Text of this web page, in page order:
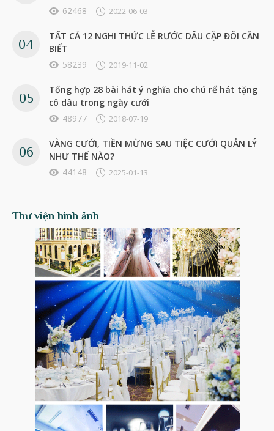
62468
2022-06-03
TẤT CẢ 12 NGHI THỨC LỄ RƯỚC DÂU CẶP ĐÔI CẦN
BIẾT
58239
2019-11-02
Tổng hợp 28 bài hát ý nghĩa cho chú rể hát tặng
cô dâu trong ngày cưới
48977
2018-07-19
VÀNG CƯỚI, TIỀN MỪNG SAU TIỆC CƯỚI QUẢN LÝ
NHƯ THẾ NÀO?
44148
2025-01-13
Thư viện hình ảnh